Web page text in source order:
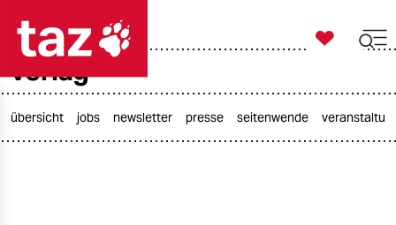
taz zahl ich

taz zahl ich
verlag
übersicht jobs newsletter presse seitenwende